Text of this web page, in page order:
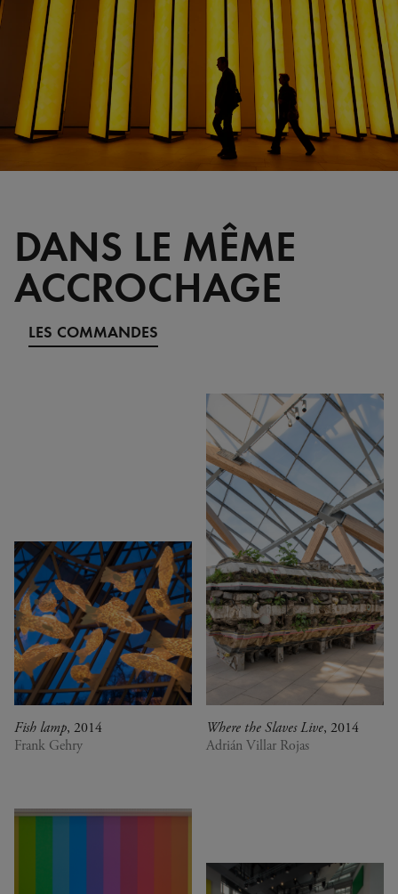
DANS LE MÊME
ACCROCHAGE
LES COMMANDES
Fish lamp, 2014
Frank Gehry
Where the Slaves Live, 2014
Adrián Villar Rojas